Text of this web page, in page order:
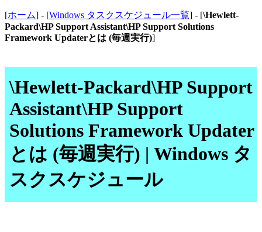
[ホーム] - [Windows タスクスケジュール一覧] - [\Hewlett-
Packard\HP Support Assistant\HP Support Solutions
Framework Updaterとは (毎週実行)]
\Hewlett-Packard\HP Support
Assistant\HP Support
Solutions Framework Updater
とは (毎週実行) | Windows タ
スクスケジュール